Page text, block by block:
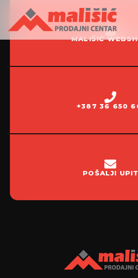
MALIŠIĆ
+387 36 650
POŠALJI UPIT